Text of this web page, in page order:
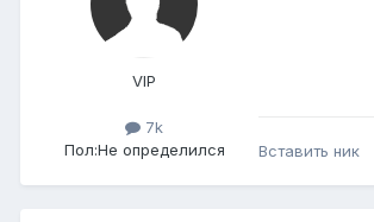
VIP
7k
Пол:Не определился Вставить ник